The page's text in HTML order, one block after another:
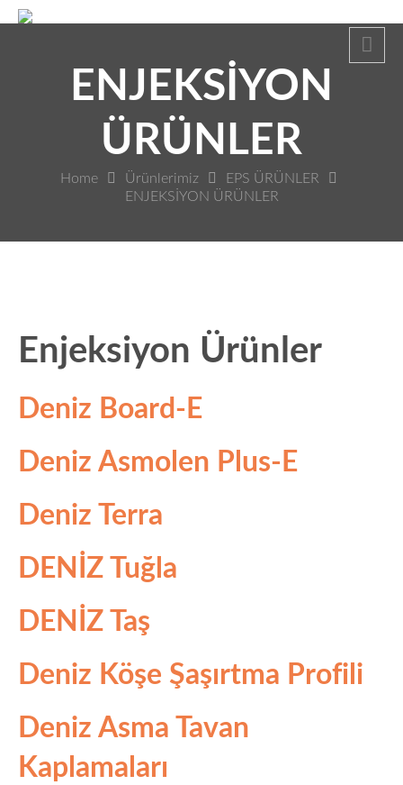
ENJEKSİYON
ÜRÜNLER
Home Ürünlerimiz
EPS ÜRÜNLER
ENJEKSİYON ÜRÜNLER
Enjeksiyon Ürünler
Deniz Board-E
Deniz Asmolen Plus-E
Deniz Terra
DENİZ Tuğla
DENİZ Taş
Deniz Köşe Şaşırtma Profili
Deniz Asma Tavan
Kaplamaları